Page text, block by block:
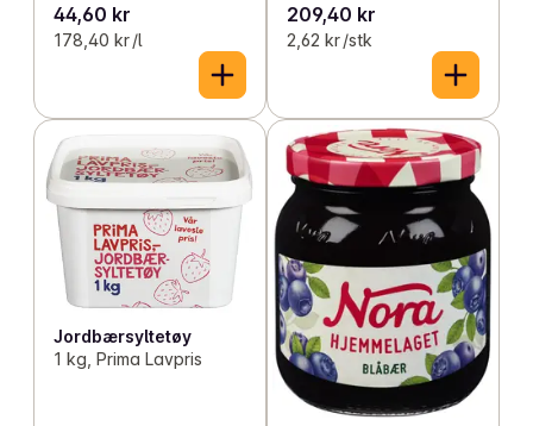
44,60 kr
178,40 kr /l
209,40 kr
2,62 kr /stk
Jordbærsyltetøy
1 kg, Prima Lavpris